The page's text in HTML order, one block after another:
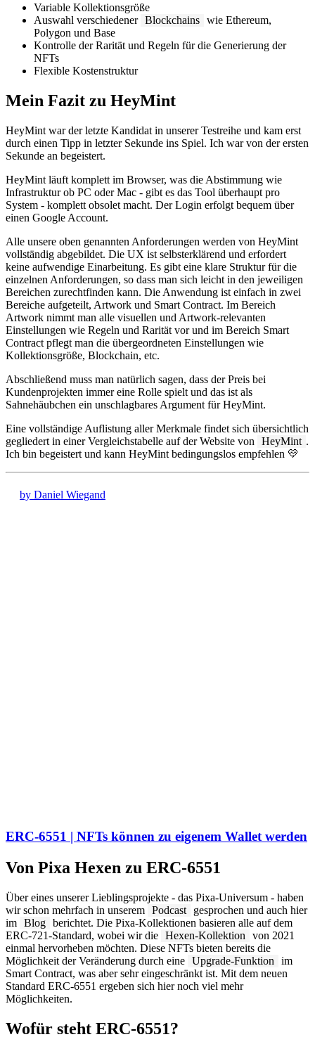
Variable Kollektionsgröße
Auswahl verschiedener Blockchains wie Ethereum,
Polygon und Base
Kontrolle der Rarität und Regeln für die Generierung der
NFTs
Flexible Kostenstruktur
Mein Fazit zu HeyMint
HeyMint war der letzte Kandidat in unserer Testreihe und kam erst
durch einen Tipp in letzter Sekunde ins Spiel. Ich war von der ersten
Sekunde an begeistert.
HeyMint läuft komplett im Browser, was die Abstimmung wie
Infrastruktur ob PC oder Mac - gibt es das Tool überhaupt pro
System - komplett obsolet macht. Der Login erfolgt bequem über
einen Google Account.
Alle unsere oben genannten Anforderungen werden von HeyMint
vollständig abgebildet. Die UX ist selbsterklärend und erfordert
keine aufwendige Einarbeitung. Es gibt eine klare Struktur für die
einzelnen Anforderungen, so dass man sich leicht in den jeweiligen
Bereichen zurechtfinden kann. Die Anwendung ist einfach in zwei
Bereiche aufgeteilt, Artwork und Smart Contract. Im Bereich
Artwork nimmt man alle visuellen und Artwork-relevanten
Einstellungen wie Regeln und Rarität vor und im Bereich Smart
Contract pflegt man die übergeordneten Einstellungen wie
Kollektionsgröße, Blockchain, etc.
Abschließend muss man natürlich sagen, dass der Preis bei
Kundenprojekten immer eine Rolle spielt und das ist als
Sahnehäubchen ein unschlagbares Argument für HeyMint.
Eine vollständige Auflistung aller Merkmale findet sich übersichtlich
gegliedert in einer Vergleichstabelle auf der Website von
HeyMint .
Ich bin begeistert und kann HeyMint bedingungslos empfehlen 💛
by Daniel Wiegand
ERC-6551 | NFTs können zu eigenem Wallet werden
Von Pixa Hexen zu ERC-6551
Über eines unserer Lieblingsprojekte - das Pixa-Universum - haben
wir schon mehrfach in unserem Podcast
gesprochen und auch hier
im Blog berichtet. Die Pixa-Kollektionen basieren alle auf dem
ERC-721-Standard, wobei wir die Hexen-Kollektion
von 2021
einmal hervorheben möchten. Diese NFTs bieten bereits die
Möglichkeit der Veränderung durch eine Upgrade-Funktion
im
Smart Contract, was aber sehr eingeschränkt ist. Mit dem neuen
Standard ERC-6551 ergeben sich hier noch viel mehr
Möglichkeiten.
Wofür steht ERC-6551?